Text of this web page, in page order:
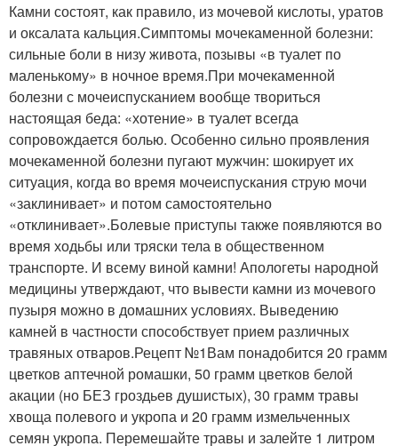
Камни состоят, как правило, из мочевой кислоты, уратов
и оксалата кальция.Симптомы мочекаменной болезни:
сильные боли в низу живота, позывы «в туалет по
маленькому» в ночное время.При мочекаменной
болезни с мочеиспусканием вообще твориться
настоящая беда: «хотение» в туалет всегда
сопровождается болью. Особенно сильно проявления
мочекаменной болезни пугают мужчин: шокирует их
ситуация, когда во время мочеиспускания струю мочи
«заклинивает» и потом самостоятельно
«отклинивает».Болевые приступы также появляются во
время ходьбы или тряски тела в общественном
транспорте. И всему виной камни! Апологеты народной
медицины утверждают, что вывести камни из мочевого
пузыря можно в домашних условиях. Выведению
камней в частности способствует прием различных
травяных отваров.Рецепт №1Вам понадобится 20 грамм
цветков аптечной ромашки, 50 грамм цветков белой
акации (но БЕЗ гроздьев душистых), 30 грамм травы
хвоща полевого и укропа и 20 грамм измельченных
семян укропа. Перемешайте травы и залейте 1 литром